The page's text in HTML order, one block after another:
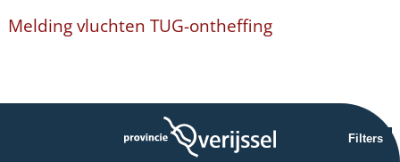
Melding vluchten TUG-ontheffing
Filters